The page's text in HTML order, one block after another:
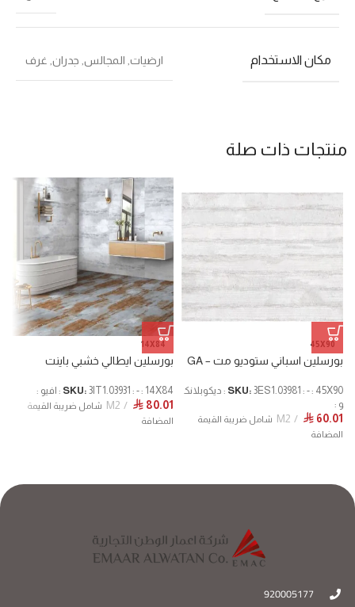
مكان الاستخدام ارضيات المجالس جدران غرف
منتجات ذات صلة
45X90
بورسلين اسباني ستوديو مت – GA
SKU: 3ES1.03981 : - : 45X90 : ديكوبلانك
و :
⃁ 60.01
M2 شامل ضريبة القيمة
المضافة
14X84
بورسلين ايطالي خشبي باينت
SKU: 3IT1.03931 : - : 14X84 : افيو :
⃁ 80.01
M2 شامل ضريبة القيمة
المضافة
920005177